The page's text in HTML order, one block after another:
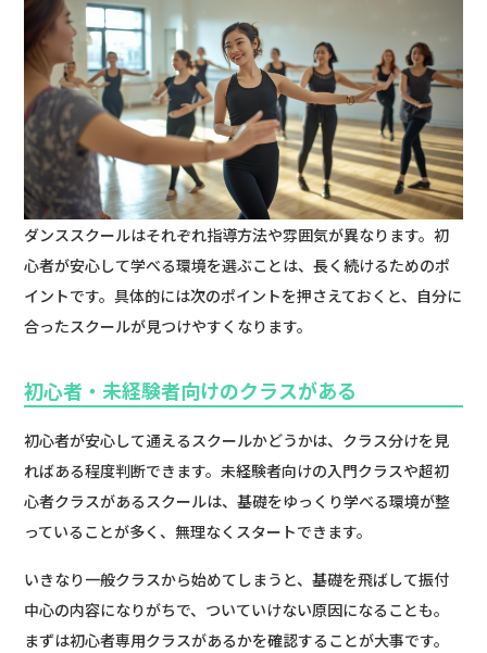
ダンススクールはそれぞれ指導方法や雰囲気が異なります。初
心者が安心して学べる環境を選ぶことは、長く続けるためのポ
イントです。具体的には次のポイントを押さえておくと、自分に
合ったスクールが見つけやすくなります。
初心者・未経験者向けのクラスがある
初心者が安心して通えるスクールかどうかは、クラス分けを見
ればある程度判断できます。未経験者向けの入門クラスや超初
心者クラスがあるスクールは、基礎をゆっくり学べる環境が整
っていることが多く、無理なくスタートできます。
いきなり一般クラスから始めてしまうと、基礎を飛ばして振付
中心の内容になりがちで、ついていけない原因になることも。
まずは初心者専用クラスがあるかを確認することが大事です。